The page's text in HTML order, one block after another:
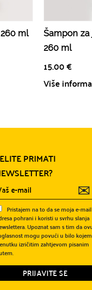
ml
Šampon
260 ml
15.00€
Više
PRIMATI
✉
Pristajem na to da se moja e-mail
pohrani i koristi u svrhu slanja
Upoznat sam s tim da
mogu povući u bilo kojem
izričitim zahtjevom pisanim